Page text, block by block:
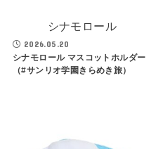
シナモロール
2026.05.20
シナモロール マスコットホルダー
（#サンリオ学園きらめき旅）